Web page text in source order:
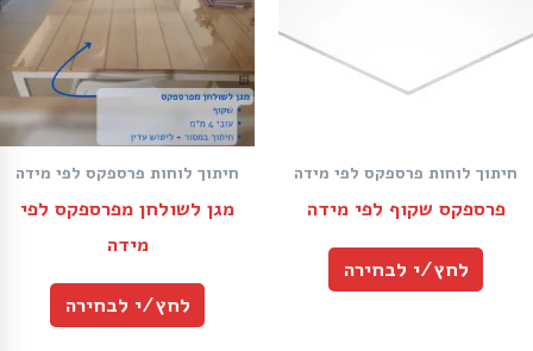
חיתוך לוחות פרספקס לפי מידה
פרספקס שקוף לפי מידה
לחץ/י לבחירה
חיתוך לוחות פרספקס לפי מידה
מגן לשולחן מפרספקס לפי
מידה
לחץ/י לבחירה